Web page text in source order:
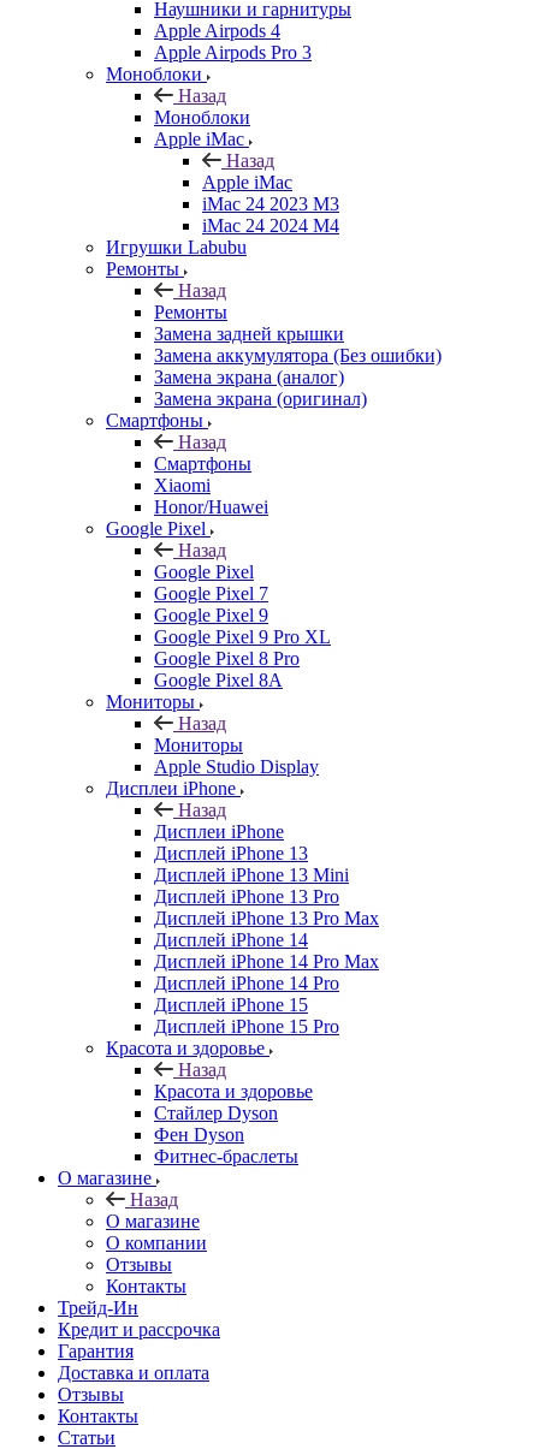
Наушники и гарнитуры
Apple Airpods 4
Apple Airpods Pro 3
Моноблоки
Назад
Моноблоки
Apple iMac
Назад
Apple iMac
iMac 24 2023 M3
iMac 24 2024 M4
Игрушки Labubu
Ремонты
Назад
Ремонты
Замена задней крышки
Замена аккумулятора (Без ошибки)
Замена экрана (аналог)
Замена экрана (оригинал)
Смартфоны
Назад
Смартфоны
Xiaomi
Honor/Huawei
Google Pixel
Назад
Google Pixel
Google Pixel 7
Google Pixel 9
Google Pixel 9 Pro XL
Google Pixel 8 Pro
Google Pixel 8A
Мониторы
Назад
Мониторы
Apple Studio Display
Дисплеи iPhone
Назад
Дисплеи iPhone
Дисплей iPhone 13
Дисплей iPhone 13 Mini
Дисплей iPhone 13 Pro
Дисплей iPhone 13 Pro Max
Дисплей iPhone 14
Дисплей iPhone 14 Pro Max
Дисплей iPhone 14 Pro
Дисплей iPhone 15
Дисплей iPhone 15 Pro
Красота и здоровье
Назад
Красота и здоровье
Стайлер Dyson
Фен Dyson
Фитнес-браслеты
О магазине
Назад
О магазине
О компании
Отзывы
Контакты
Трейд-Ин
Кредит и рассрочка
Гарантия
Доставка и оплата
Отзывы
Контакты
Статьи